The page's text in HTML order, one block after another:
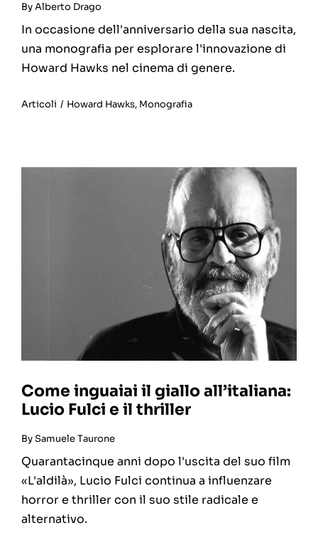
ByAlberto Drago
In occasione dell'anniversario della sua nascita,
una monografia per esplorare l'innovazione di
Howard Hawks nel cinema di genere.
Articoli / Howard Hawks, Monografia
Come inguaiai il giallo all’italiana:
Lucio Fulci e il thriller
BySamuele Taurone
Quarantacinque anni dopo l'uscita del suo film
«L'aldilà», Lucio Fulci continua a influenzare
horror e thriller con il suo stile radicale e
alternativo.